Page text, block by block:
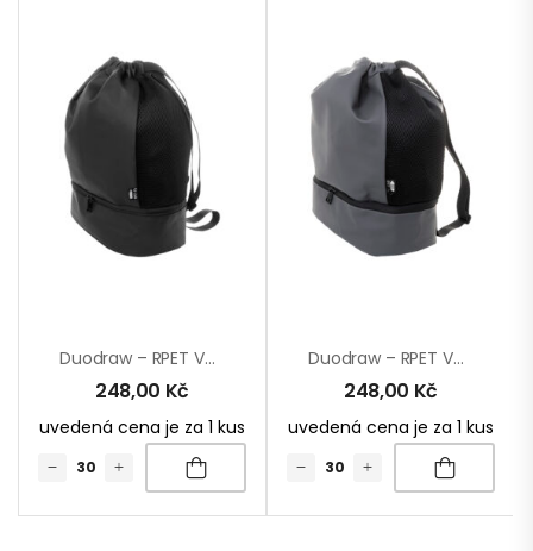
Duodraw – RPET Vak Se Stahovací Šňůrkou
248,00 Kč
uvedená cena je za 1 kus
Duodraw – RPET Vak Se Stahovací Šňůrkou
248,00 Kč
uvedená cena je za 1 kus